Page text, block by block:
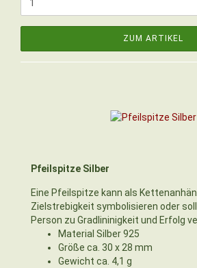
ZUM ARTIKEL
Pfeilspitze Silber
Eine Pfeilspitze kann als
Zielstrebigkeit symbolisieren oder
Person zu Gradlininigkeit und Erfolg
Material Silber 925
Größe ca. 30 x 28 mm
Gewicht ca. 4,1 g